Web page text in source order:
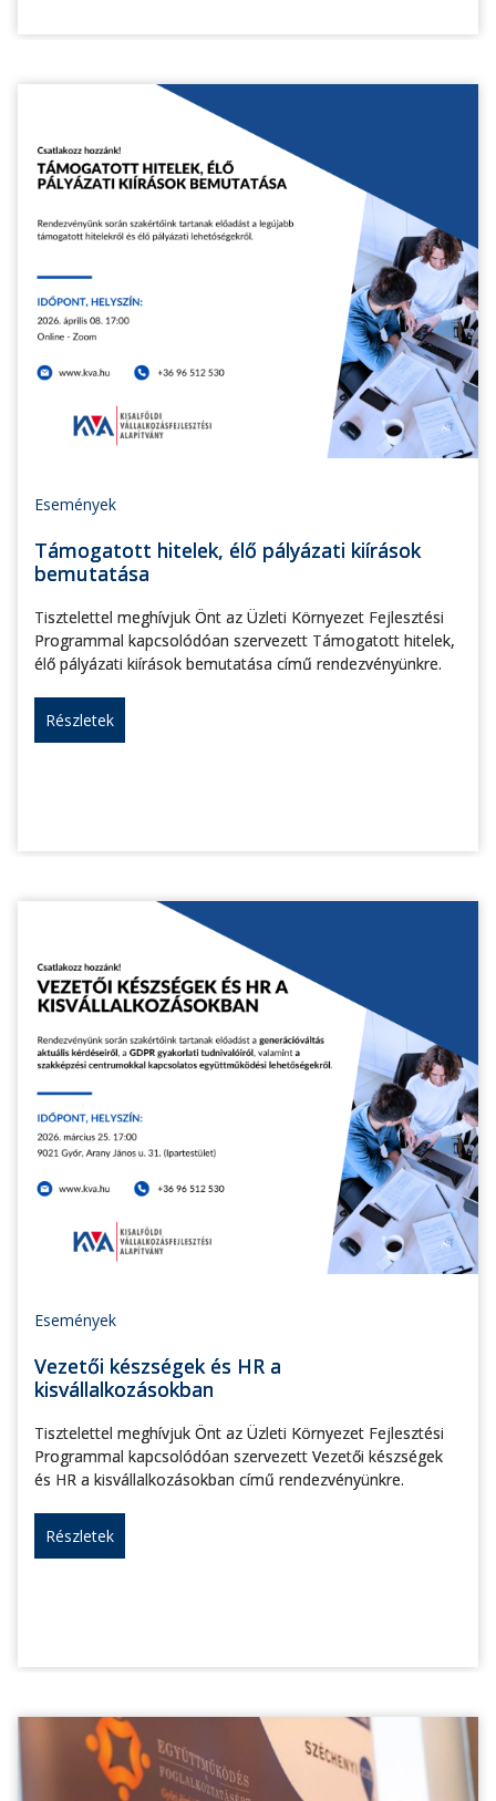
Események
Támogatott hitelek, élő pályázati kiírások
bemutatása
Tisztelettel meghívjuk Önt az Üzleti Környezet Fejlesztési
Programmal kapcsolódóan szervezett Támogatott hitelek,
élő pályázati kiírások bemutatása című rendezvényünkre.
Részletek
Események
Vezetői készségek és HR a
kisvállalkozásokban
Tisztelettel meghívjuk Önt az Üzleti Környezet Fejlesztési
Programmal kapcsolódóan szervezett Vezetői készségek
és HR a kisvállalkozásokban című rendezvényünkre.
Részletek